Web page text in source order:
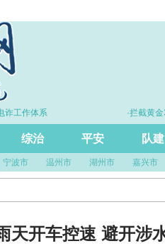
工作体系 ·拦截黄金
综治 平安 队建
宁波市 温州市 湖州市 嘉兴市
天开车控速 避开涉